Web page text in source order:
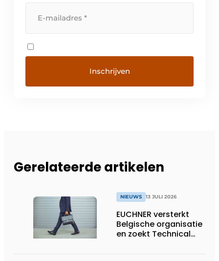
Gerelateerde artikelen
NIEUWS 13 JULI 2026
EUCHNER versterkt
Belgische organisatie
en zoekt Technical